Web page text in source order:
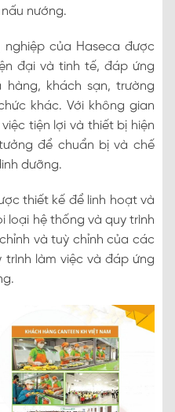
nướng.
của Haseca được
đại và tinh tế, đáp ứng
khách sạn, trường
khác. Với không gian
tiện lợi và thiết bị hiện
để chuẩn bị và chế
dưỡng.
thiết kế để linh hoạt và
loại hệ thống và quy trình
và tuỳ chỉnh của các
làm việc và đáp ứng